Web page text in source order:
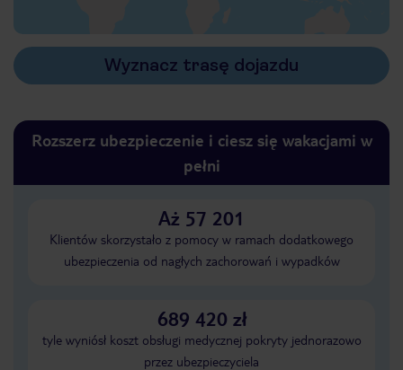
Wyznacz trasę dojazdu
Rozszerz ubezpieczenie i ciesz się wakacjami w
pełni
Aż 57 201
Klientów skorzystało z pomocy w ramach dodatkowego
ubezpieczenia od nagłych zachorowań i wypadków
689 420 zł
tyle wyniósł koszt obsługi medycznej pokryty jednorazowo
przez ubezpieczyciela